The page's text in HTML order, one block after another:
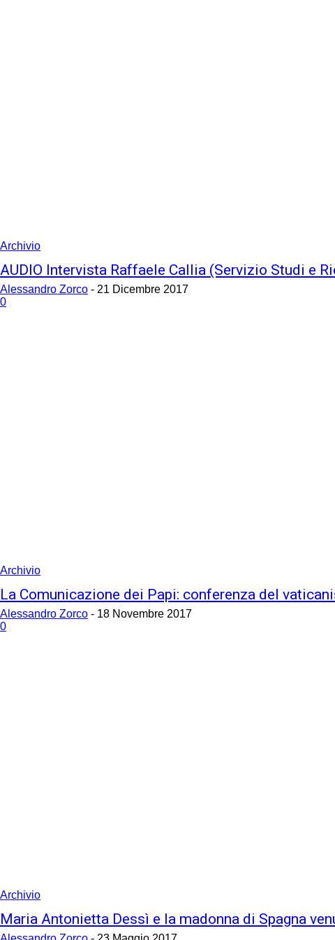
Archivio
AUDIO Intervista Raffaele Callia (Servizio Studi e
Alessandro Zorco - 21 Dicembre 2017
0
Archivio
La Comunicazione dei Papi: conferenza del
Alessandro Zorco - 18 Novembre 2017
0
Archivio
Maria Antonietta Dessì e la madonna di Spagna